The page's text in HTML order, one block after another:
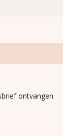
ontvangen